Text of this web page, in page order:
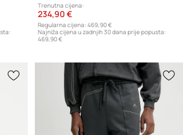
Trenutna cijena:
234,90 €
Regularna cijena: 469,90 €
Najniža cijena u zadnjih 30 dana prije popusta:
469,90 €